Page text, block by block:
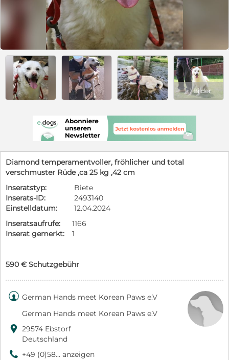
+1 Bilder
Diamond temperamentvoller, fröhlicher und total
verschmuster Rüde ,ca 25 kg ,42 cm
Inseratstyp:
Biete
Inserats-ID:
2493140
Einstelldatum:
12.04.2024
Inseratsaufrufe:
1166
Inserat gemerkt:
1
590 € Schutzgebühr
 German Hands meet Korean Paws e.V
German Hands meet Korean Paws e.V
 29574 Ebstorf
Deutschland
9 +49 (0)58... anzeigen